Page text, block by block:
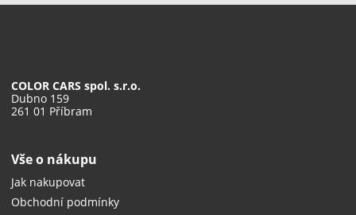
COLOR CARS spol. s.r.o.
Dubno 159
261 01 Příbram
Vše o nákupu
Jak nakupovat
Obchodní podmínky